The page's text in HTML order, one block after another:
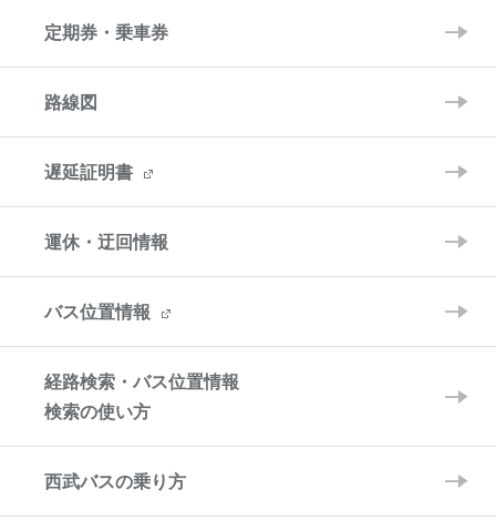
定期券・乗車券
路線図
遅延証明書
運休・迂回情報
バス位置情報
経路検索・バス位置情報
検索の使い方
西武バスの乗り方